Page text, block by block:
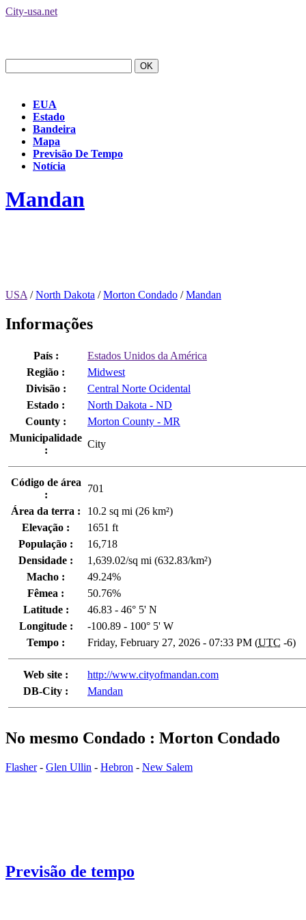
City-usa.net
EUA
Estado
Bandeira
Mapa
Previsão De Tempo
Notícia
Mandan
USA /North Dakota /Morton Condado /Mandan
Informações
País :
Estados Unidos da América
Região :
Midwest
Divisão :
Central Norte Ocidental
Estado :
North Dakota - ND
County :
Morton County - MR
Municipalidade
:
City
Código de área
:
701
Área da terra :
10.2 sq mi (26 km²)
Elevação :
1651 ft
População :
16,718
Densidade :
1,639.02/sq mi (632.83/km²)
Macho :
49.24%
Fêmea :
50.76%
Latitude :
46.83 - 46° 5' N
Longitude :
-100.89 - 100° 5' W
Tempo :
Friday, February 27, 2026 - 07:33 PM (UTC -6)
Web site :
http://www.cityofmandan.com
DB-City :
Mandan
No mesmo Condado : Morton Condado
Flasher- Glen Ullin - Hebron - New Salem
Previsão de tempo